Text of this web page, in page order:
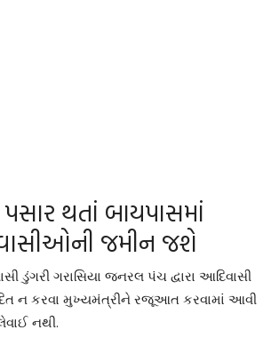
પસાર થતાં બાયપાસમાં
જમીન જશે
ડુંગરી ગરાસિયા જનરલ પંચ દ્વારા આદિવાસી
ન કરવા મુખ્યમંત્રીને રજૂઆત કરવામાં આવી
નથી.